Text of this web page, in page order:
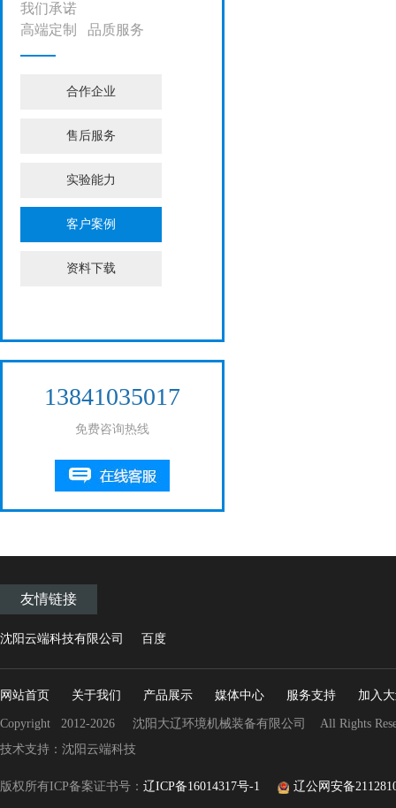
我们承诺
高端定制 品质服务
合作企业
售后服务
实验能力
客户案例
资料下载
13841035017
免费咨询热线
友情链接
沈阳云端科技有限公司 百度
网站首页 关于我们 产品展示 媒体中心 服务支持 加入
Copyright 2012-2026 沈阳大辽环境机械装备有限公司 All Rights
技术支持：沈阳云端科技
版权所有ICP备案证书号： 辽ICP备16014317号-1 辽公网安备